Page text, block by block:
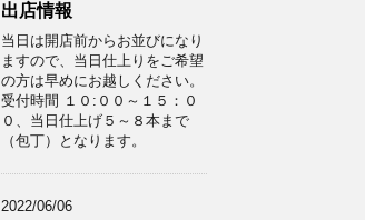
出店情報
当日は開店前からお並びになり
ますので、当日仕上りをご希望
の方は早めにお越しください。
受付時間 １０:００～１５：０
０、当日仕上げ５～８本まで
（包丁）となります。
2022/06/06